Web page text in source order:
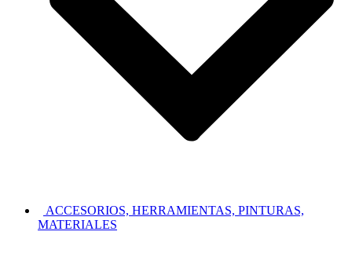
ACCESORIOS, HERRAMIENTAS, PINTURAS,
MATERIALES